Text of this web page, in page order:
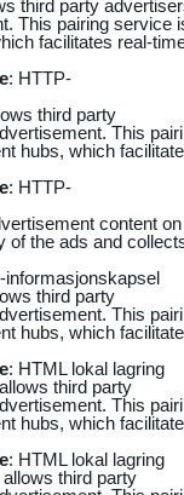
third party
This pairing service
facilitates real-
: HTTP-
third party
This
hubs, which
: HTTP-
content on
of the ads and
informasjonskapsel
third party
This
hubs, which
: HTML lokal lagring
third party
This
hubs, which
: HTML lokal lagring
third party